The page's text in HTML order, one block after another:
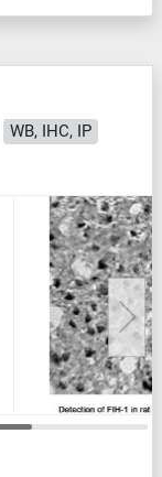
WB, IHC, IP